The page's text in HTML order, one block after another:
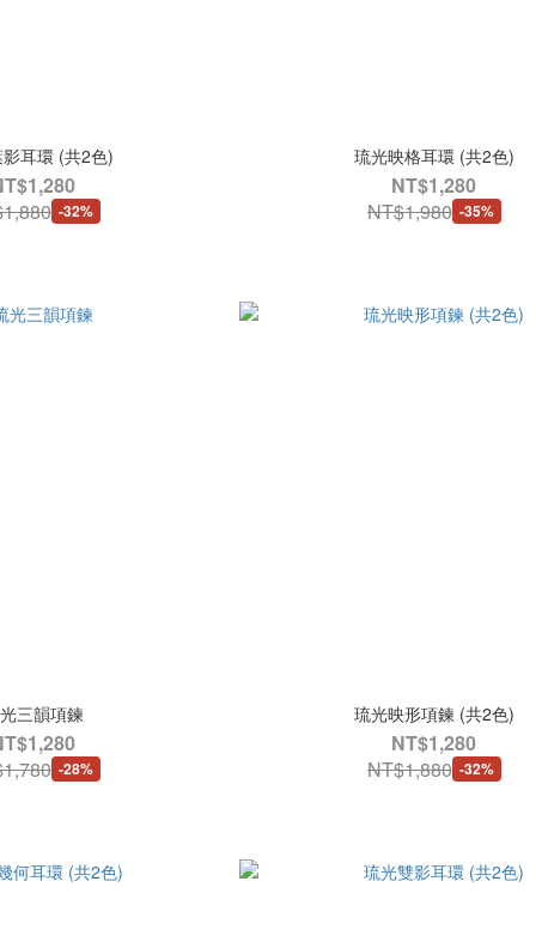
耳環 (共2色)
-32%
琉光映格耳環 (共2色)
NT$1,280
NT$1,980 -35%
三韻項鍊
-28%
琉光映形項鍊 (共2色)
NT$1,280
NT$1,880 -32%